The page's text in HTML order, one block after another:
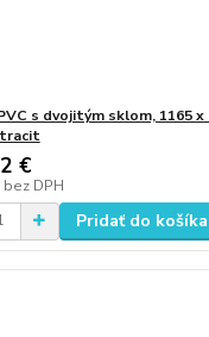
s dvojitým sklom, 1165 x
€
bez DPH
Pridať do košíka